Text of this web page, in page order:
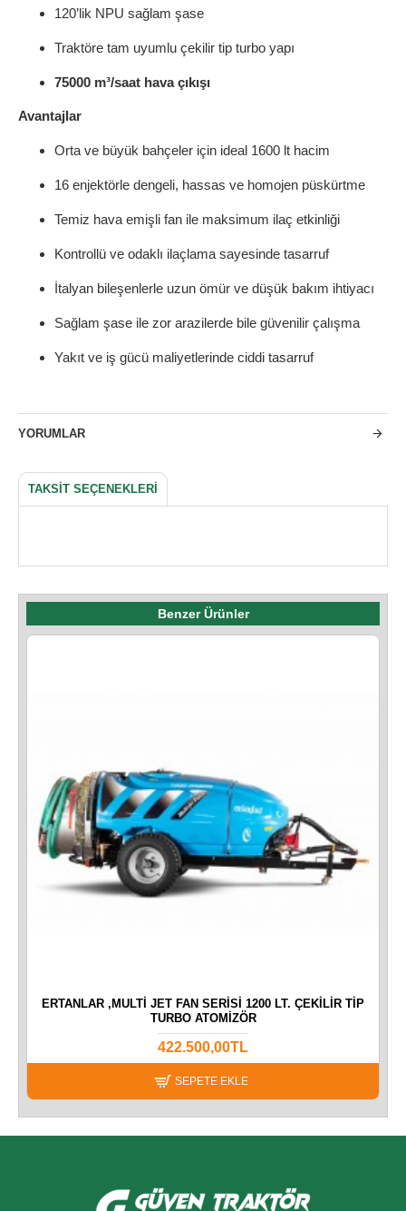
120’lik NPU sağlam şase
Traktöre tam uyumlu çekilir tip turbo yapı
75000 m³/saat hava çıkışı
Avantajlar
Orta ve büyük bahçeler için ideal 1600 lt hacim
16 enjektörle dengeli, hassas ve homojen püskürtme
Temiz hava emişli fan ile maksimum ilaç etkinliği
Kontrollü ve odaklı ilaçlama sayesinde tasarruf
İtalyan bileşenlerle uzun ömür ve düşük bakım ihtiyacı
Sağlam şase ile zor arazilerde bile güvenilir çalışma
Yakıt ve iş gücü maliyetlerinde ciddi tasarruf
YORUMLAR
TAKSIT SEÇENEKLERI
Benzer Ürünler
ERTANLAR ,MULTI JET FAN SERISI 1200 LT. ÇEKILIR TIP
TURBO ATOMIZÖR
422.500,00TL
SEPETE EKLE